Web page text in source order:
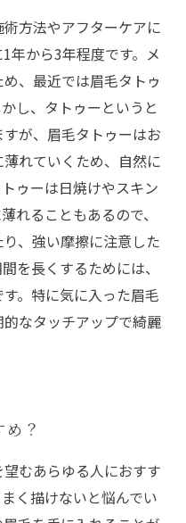
方法やアフターケアに
年から3年程度です。メ
、最近では眉毛タトゥ
し、タトゥーというと
が、眉毛タトゥーはお
れていくため、自然に
ゥーは日焼けやスキン
れることもあるので、
、強い摩擦に注意した
を長くするためには、
。特に気に入った眉毛
なタッチアップで綺麗
？
むあらゆる人におすす
く描けないと悩んでい